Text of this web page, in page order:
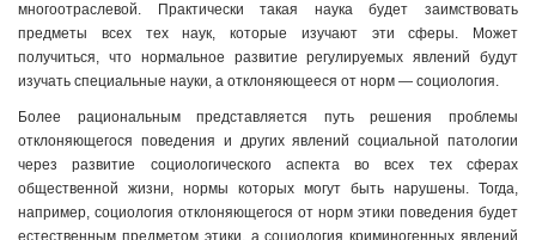
многоотраслевой. Практически такая наука будет заимствовать
предметы всех тех наук, которые изучают эти сферы. Может
получиться, что нормальное развитие регулируемых явлений будут
изучать специальные науки, а отклоняющееся от норм — социология.
Более рациональным представляется путь решения проблемы
отклоняющегося поведения и других явлений социальной патологии
через развитие социологического аспекта во всех тех сферах
общественной жизни, нормы которых могут быть нарушены. Тогда,
например, социология отклоняющегося от норм этики поведения будет
естественным предметом этики, а социология криминогенных явлений